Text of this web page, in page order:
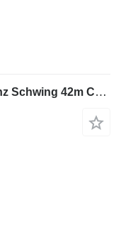
Schwing på chassis Mercedes-Benz Schwing 42m Concrete Pump on Mercedes-Benz Chassis